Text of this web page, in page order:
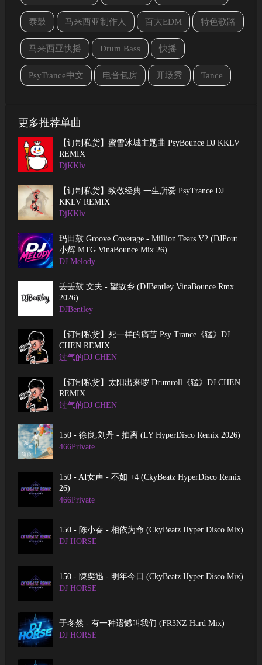
泰鼓 马来西亚制作人 百大EDM 特色歌路
马来西亚快摇 Drum Bass 快摇
PsyTrance中文 电音包房 开场秀 Tance
更多推荐单曲
【订制私货】蜜雪冰城主题曲 PsyBounce DJ KKLV
REMIX
DjKKlv
【订制私货】致敬经典 一生所爱 PsyTrance DJ
KKLV REMIX
DjKKlv
玛田鼓 Groove Coverage - Million Tears V2 (DJPout
小辉 MTG VinaBounce Mix 26)
DJ Melody
丢丢鼓 文夫 - 望故乡 (DJBentley VinaBounce Rmx
2026)
DJBentley
【订制私货】死一样的痛苦 Psy Trance《猛》DJ
CHEN REMIX
过气的DJ CHEN
【订制私货】太阳出来啰 Drumroll《猛》DJ CHEN
REMIX
过气的DJ CHEN
150 - 徐良,刘丹 - 抽离 (LY HyperDisco Remix 2026)
466Private
150 - AI女声 - 不如 +4 (CkyBeatz HyperDisco Remix
26)
466Private
150 - 陈小春 - 相依为命 (CkyBeatz Hyper Disco Mix)
DJ HORSE
150 - 陳奕迅 - 明年今日 (CkyBeatz Hyper Disco Mix)
DJ HORSE
于冬然 - 有一种遗憾叫我们 (FR3NZ Hard Mix)
DJ HORSE